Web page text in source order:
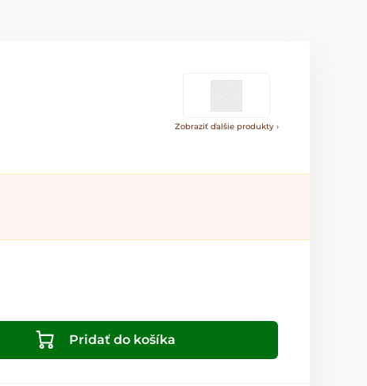
Zobraziť ďalšie produkty ›
Pridať do košíka